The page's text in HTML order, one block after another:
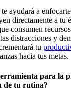
ayudará a
directamente a tu
consumen
distracciones y
tu
hacia tus metas.
para la
de tu rutina?